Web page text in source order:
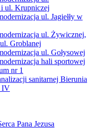
ul. Krupniczej
ul. Jagiełły w
ul. Żywicznej,
Groblanej
ul. Gołysowej
hali sportowej
nr 1
sanitarnej Bierunia
IV
Pana Jezusa